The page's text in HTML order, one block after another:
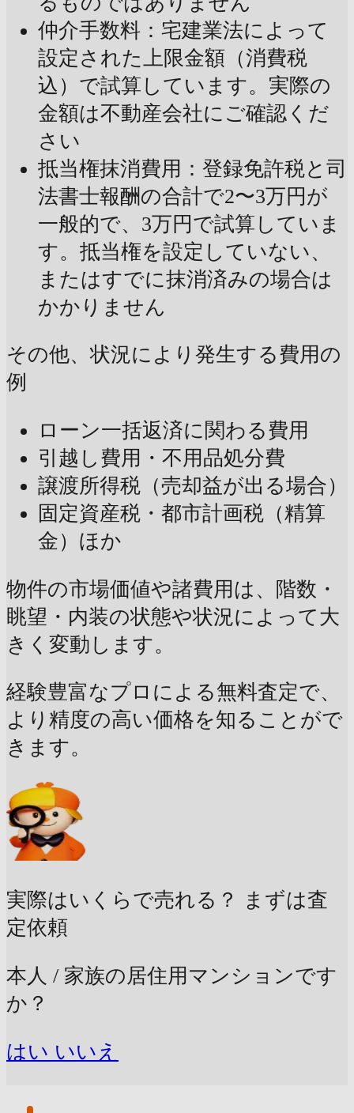
仲介手数料：宅建業法によって
設定された上限金額（消費税
込）で試算しています。実際の
金額は不動産会社にご確認くだ
さい
抵当権抹消費用：登録免許税と司
法書士報酬の合計で2〜3万円が
一般的で、3万円で試算していま
す。抵当権を設定していない、
またはすでに抹消済みの場合は
かかりません
その他、状況により発生する費用の
例
ローン一括返済に関わる費用
引越し費用・不用品処分費
譲渡所得税（売却益が出る場合）
固定資産税・都市計画税（精算
金）ほか
物件の市場価値や諸費用は、階数・
眺望・内装の状態や状況によって大
きく変動します。
経験豊富なプロによる無料査定で、
より精度の高い価格を知ることがで
きます。
実際はいくらで売れる？
まずは査
定依頼
本人 / 家族の居住用マンションです
か？
はい いいえ